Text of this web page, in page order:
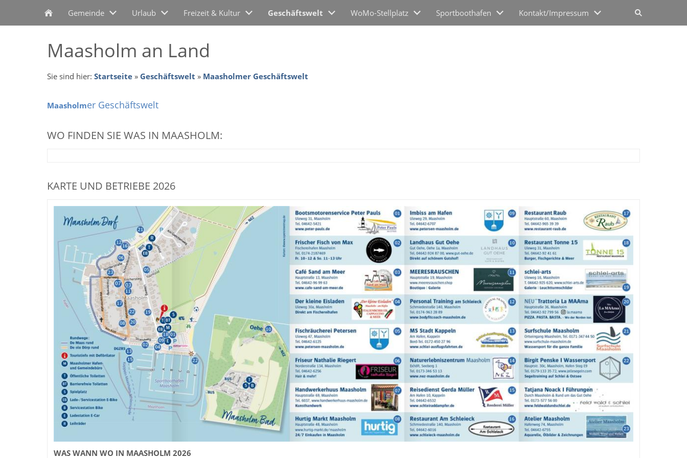
Gemeinde Urlaub Freizeit & Kultur Geschäftswelt WoMo-Stellplatz Sportboothafen Kontakt/Impressum
Maasholm an Land
Sie sind hier: Startseite » Geschäftswelt » Maasholmer Geschäftswelt
Maasholmer Geschäftswelt
WO FINDEN SIE WAS IN MAASHOLM:
KARTE UND BETRIEBE 2026
WAS WANN WO IN MAASHOLM 2026